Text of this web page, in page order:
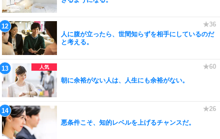
人に腹が立ったら、世間知らずを相手にしているのだ
と考える。
朝に余裕がない人は、人生にも余裕がない。
悪条件こそ、知的レベルを上げるチャンスだ。